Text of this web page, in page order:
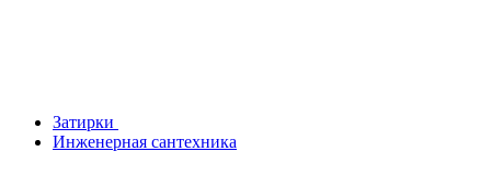
Затирки
Инженерная сантехника